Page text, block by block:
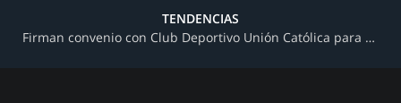
TENDENCIAS
Firman convenio con Club Deportivo Unión Católica para fortalecer infraestructura deportiva